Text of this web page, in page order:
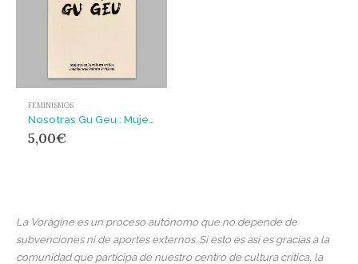
FEMINISMOS
5,00€
La Vorágine es un proceso autónomo que no depende de
subvenciones ni de aportes externos. Si esto es así es gracias a la
comunidad que participa de nuestro centro de cultura crítica, la